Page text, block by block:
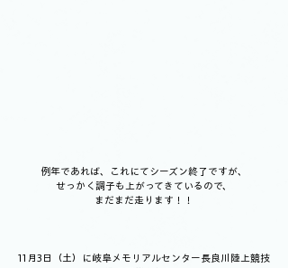
例年であれば、これにてシーズン終了ですが、
せっかく調子も上がってきているので、
まだまだ走ります！！
11月3日（土）に岐阜メモリアルセンター長良川陸上競技